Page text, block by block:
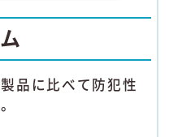
品に比べて防犯性